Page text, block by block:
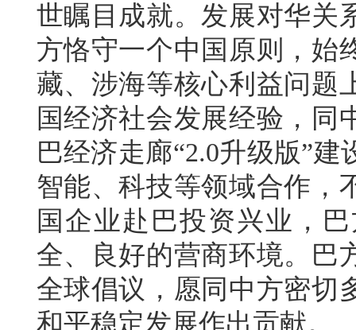
世瞩目成就。发展对华关
方恪守一个中国原则，始
藏、涉海等核心利益问题
国经济社会发展经验，同
巴经济走廊“2.0升级版”
智能、科技等领域合作，
国企业赴巴投资兴业，
全、良好的营商环境。巴
全球倡议，愿同中方密切
和平稳定发展作出贡献。